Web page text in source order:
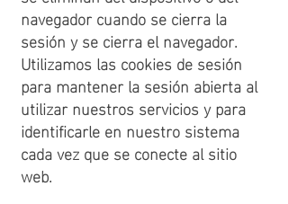
navegador cuando se cierra la
sesión y se cierra el navegador.
Utilizamos las cookies de sesión
para mantener la sesión abierta al
utilizar nuestros servicios y para
identificarle en nuestro sistema
cada vez que se conecte al sitio
web.